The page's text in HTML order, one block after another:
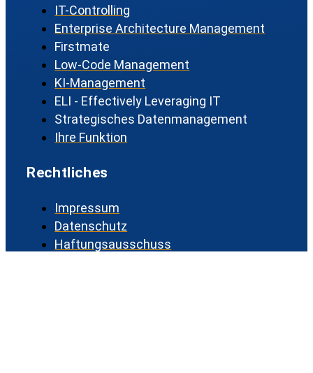
IT-Controlling
Enterprise Architecture Management
Firstmate
Low-Code Management
KI-Management
ELI - Effectively Leveraging IT
Strategisches Datenmanagement
Ihre Funktion
Rechtliches
Impressum
Datenschutz
Haftungsausschuss